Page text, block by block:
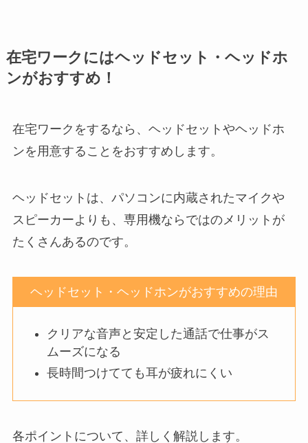
在宅ワークにはヘッドセット・ヘッドホ
ンがおすすめ！
在宅ワークをするなら、ヘッドセットやヘッドホ
ンを用意することをおすすめします。
ヘッドセットは、パソコンに内蔵されたマイクや
スピーカーよりも、専用機ならではのメリットが
たくさんあるのです。
ヘッドセット・ヘッドホンがおすすめの理由
クリアな音声と安定した通話で仕事がス
ムーズになる
長時間つけてても耳が疲れにくい
各ポイントについて、詳しく解説します。